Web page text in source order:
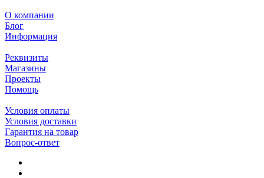
О компании
Блог
Информация
Реквизиты
Магазины
Проекты
Помощь
Условия оплаты
Условия доставки
Гарантия на товар
Вопрос-ответ